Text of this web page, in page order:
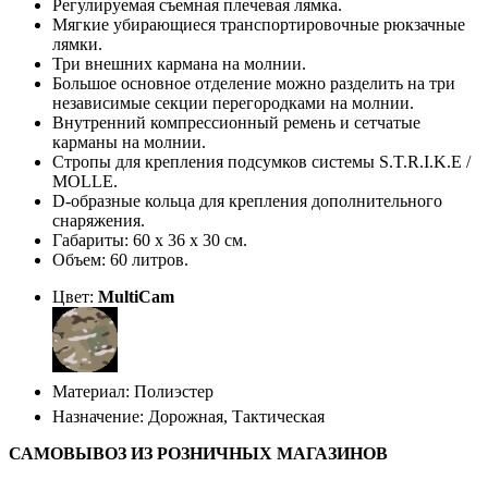
Регулируемая съемная плечевая лямка.
Мягкие убирающиеся транспортировочные рюкзачные
лямки.
Три внешних кармана на молнии.
Большое основное отделение можно разделить на три
независимые секции перегородками на молнии.
Внутренний компрессионный ремень и сетчатые
карманы на молнии.
Стропы для крепления подсумков системы S.T.R.I.K.E /
MOLLE.
D-образные кольца для крепления дополнительного
снаряжения.
Габариты: 60 х 36 х 30 см.
Объем: 60 литров.
Цвет: MultiCam
Материал: Полиэстер
Назначение: Дорожная, Тактическая
САМОВЫВОЗ ИЗ РОЗНИЧНЫХ МАГАЗИНОВ